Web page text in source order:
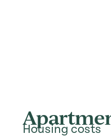
Housing costs